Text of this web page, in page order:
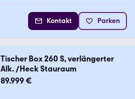
Kontakt Parken
Tischer Box 260 S, verlängerter
Alk. /Heck Stauraum
89.999 €